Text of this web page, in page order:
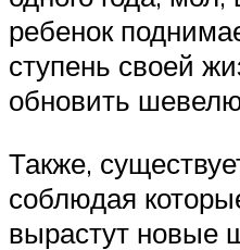
ребенок
ступень своей
обновить
Также,
соблюдая
вырастут новые